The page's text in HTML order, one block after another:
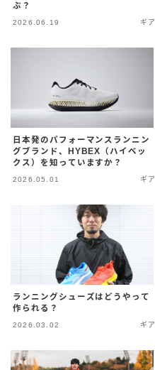
ぶ？
2026.06.19 ギア
日本発のパフォーマンスランニン
グブランド、HYBEX（ハイベッ
クス）を知っていますか？
2026.05.01 ギア
ランニングシューズはどうやって
作られる？
2026.03.02 ギア